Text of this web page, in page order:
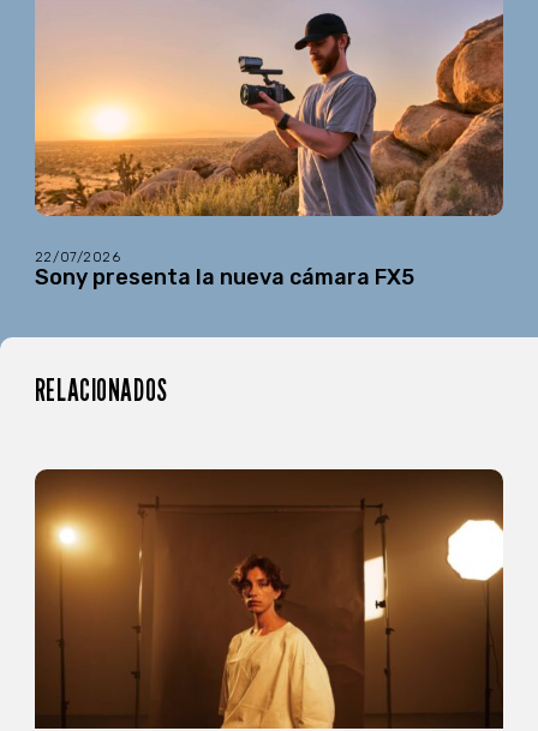
22/07/2026
Sony presenta la nueva cámara FX5
RELACIONADOS